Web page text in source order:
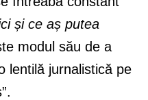
și ce aș putea
modul său de a
lentilă jurnalistică pe